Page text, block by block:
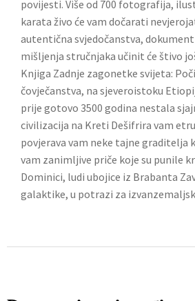
povijesti. Više od 700 fotografija,
karata živo će vam dočarati
autentična svjedočanstva,
mišljenja stručnjaka učinit će štivo
Knjiga Zadnje zagonetke svijeta:
čovječanstva, na sjeveroistoku
prije gotovo 3500 godina nestala
civilizacija na Kreti Dešifrira vam
povjerava vam neke tajne
vam zanimljive priče koje su punile
Dominici, ludi ubojice iz Brabanta
galaktike, u potrazi za